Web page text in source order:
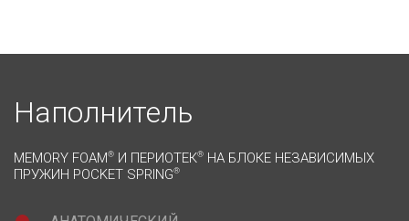
Наполнитель
MEMORY FOAM® И ПЕРИОТЕК® НА БЛОКЕ НЕЗАВИСИМЫХ
ПРУЖИН POCKET SPRING®